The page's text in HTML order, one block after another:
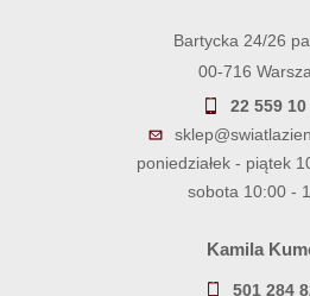
Bartycka 24/26
00-716
22 559 10
poniedziałek - piątek
sobota 10:00 -
Kamila
501 284